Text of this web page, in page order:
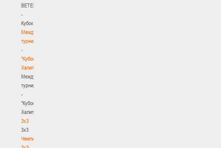
BETERA
-
Кубок
Международный
турнир
-
"Кубок
Халипского"
Международный
турнир
-
"Кубок
Халипского"
3x3
3x3
Чемпионат